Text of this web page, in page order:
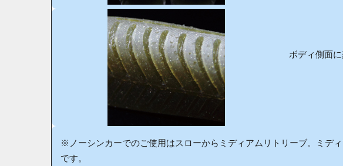
ボディ側面
※ノーシンカーでのご使用はスローからミディアムリトリーブ。ミデ
です。